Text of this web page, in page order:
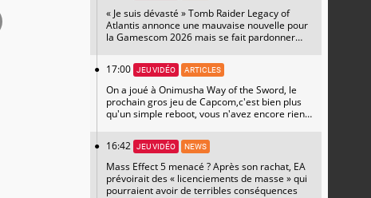
« Je suis dévasté » Tomb Raider Legacy of
Atlantis annonce une mauvaise nouvelle pour
la Gamescom 2026 mais se fait pardonner
17:00
JEU VIDÉO ARTICLES
On a joué à Onimusha Way of the Sword, le
prochain gros jeu de Capcom,c'est bien plus
qu'un simple reboot, vous n'avez encore rien
16:42
JEU VIDÉO NEWS
Mass Effect 5 menacé ? Après son rachat, EA
prévoirait des « licenciements de masse » qui
pourraient avoir de terribles conséquences